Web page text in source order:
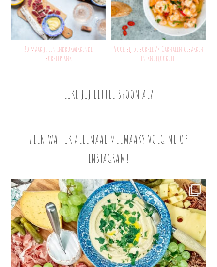
Zo maak je een indrukwekkende
borrelplank
Voor bij de borrel // Garnalen gebakken
in knoflookolie
LIKE JIJ LITTLE SPOON AL?
ZIEN WAT IK ALLEMAAL MEEMAAK? VOLG ME OP
INSTAGRAM!